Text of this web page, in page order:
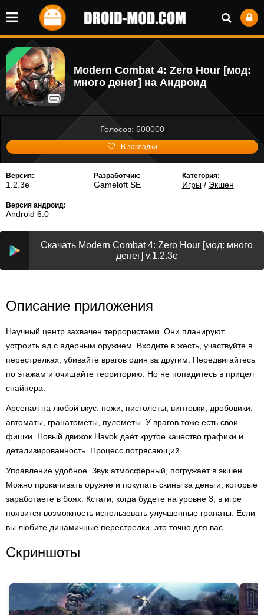
Modern Combat 4: Zero Hour [мод:
много денег] на Андроид
Голосов: 500000
В закладки
Версия:
1.2.3e
Разработчик:
Gameloft SE
Категория:
Игры/ Экшен
Версия андроид:
Android 6.0
Скачать Modern Combat 4: Zero Hour [мод: много
денег] v.1.2.3e
Описание приложения
Научный центр захвачен террористами. Они планируют
устроить ад с ядерным оружием. Входите в жесть, участвуйте в
перестрелках, убивайте врагов один за другим. Передвигайтесь
по этажам и очищайте территорию. Но не попадитесь в прицел
снайпера.
Арсенал на любой вкус: ножи, пистолеты, винтовки, дробовики,
автоматы, гранатомёты, пулемёты. У врагов тоже есть свои
фишки. Новый движок Havok даёт крутое качество графики и
детализированность. Процесс потрясающий.
Управление удобное. Звук атмосферный, погружает в экшен.
Можно прокачивать оружие и покупать скины за деньги, которые
заработаете в боях. Кстати, когда будете на уровне 3, в игре
появится возможность использовать улучшенные гранаты. Если
вы любите динамичные перестрелки, это точно для вас.
Скриншоты